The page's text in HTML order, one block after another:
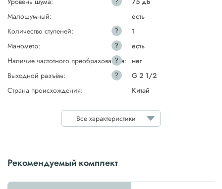
Малошумный:
есть
Количество ступеней:
?
1
Манометр:
?
есть
Наличие частотного преобразователя:
?
нет
Выходной разъём:
?
G 2 1/2
Страна происхождения:
Китай
Все характеристики
Рекомендуемый комплект